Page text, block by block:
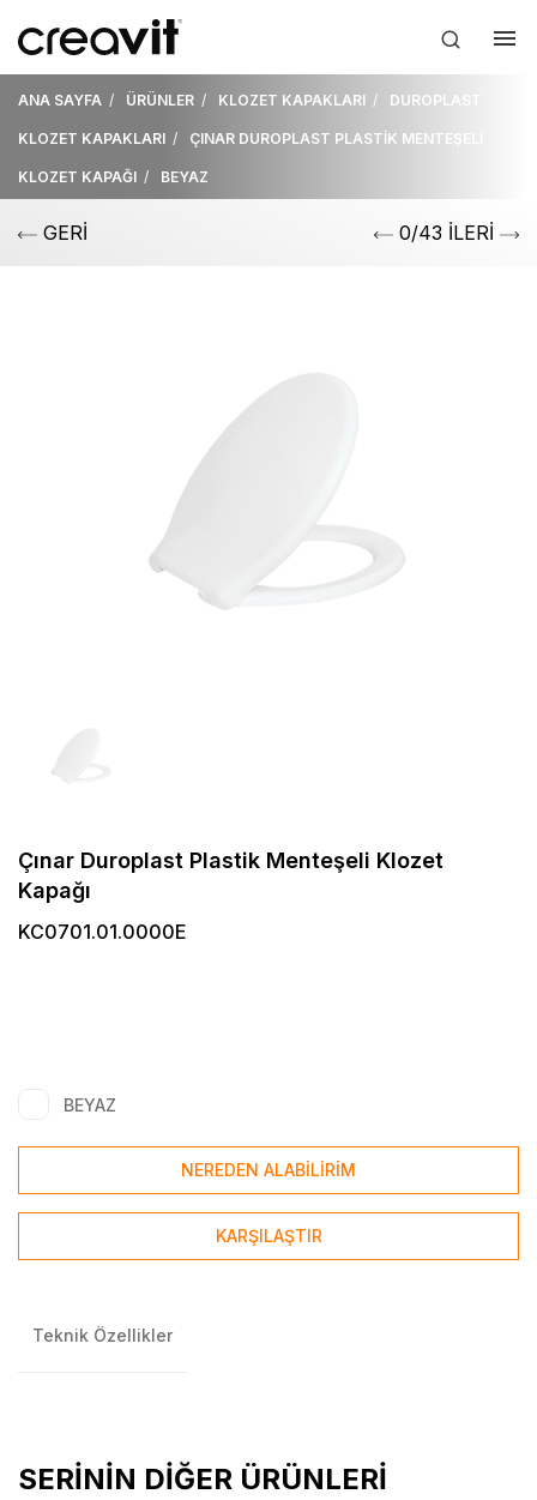
ANA SAYFA ÜRÜNLER KLOZET KAPAKLARI DUROPLAST
KLOZET KAPAKLARI ÇINAR DUROPLAST PLASTİK MENTEŞELİ
KLOZET KAPAĞI BEYAZ
GERİ 0/43 İLERİ
Çınar Duroplast Plastik Menteşeli Klozet
Kapağı
KC0701.01.0000E
BEYAZ
NEREDEN ALABİLİRİM
KARŞILAŞTIR
Teknik Özellikler
SERİNİN DİĞER ÜRÜNLERİ